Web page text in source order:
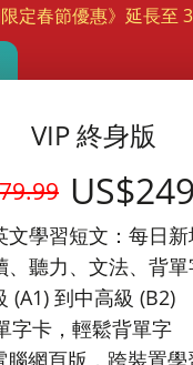
限定春節優惠》延長至
VIP 終身版
文學習短文：每日新
、聽力、文法、背
(A1) 到中高級 (B2)
字卡，輕鬆背單字
腦網頁版，跨裝置學